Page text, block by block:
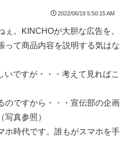
2022/06/19 5:50:15 AM
。KINCHOが大胆な広告を。
って商品内容を説明する気はな
いですが・・・考えて見ればこ
のですから・・・宣伝部の企画
真参照）
ホ時代です。誰もがスマホを手